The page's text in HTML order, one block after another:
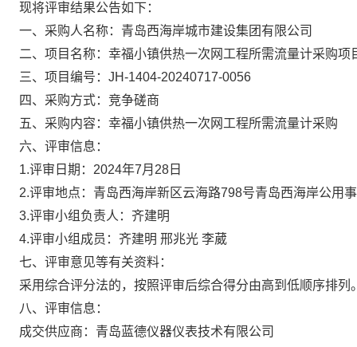
现将评审结果公告如下：
一、采购人名称：青岛西海岸城市建设集团有限公司
二、项目名称：幸福小镇供热一次网工程所需流量计采购项
三、项目编号：JH-1404-20240717-0056
四、采购方式：竞争磋商
五、采购内容：幸福小镇供热一次网工程所需流量计采购
六、评审信息：
1.评审日期：2024年7月28日
2.评审地点：青岛西海岸新区云海路798号青岛西海岸公用
3.评审小组负责人：齐建明
4.评审小组成员：齐建明 邢兆光 李葳
七、评审意见等有关资料：
采用综合评分法的，按照评审后综合得分由高到低顺序排列
八、评审信息：
成交供应商：青岛蓝德仪器仪表技术有限公司